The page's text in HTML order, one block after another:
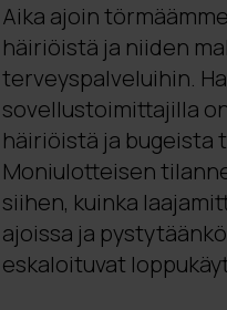
Aika ajoin
häiriöistä ja niiden
terveyspalveluihin.
sovellustoimittajilla
häiriöistä ja bugeista
Moniulotteisen
siihen, kuinka
ajoissa ja
eskaloituvat